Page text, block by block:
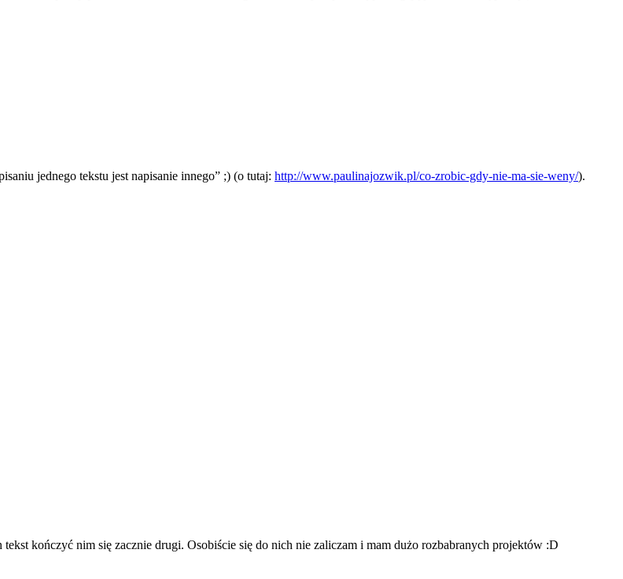
jednego tekstu jest napisanie innego” ;) (o tutaj: http://www.paulinajozwik.pl/co-zrobic-gdy-nie-ma-sie-weny/).
kończyć nim się zacznie drugi. Osobiście się do nich nie zaliczam i mam dużo rozbabranych projektów :D